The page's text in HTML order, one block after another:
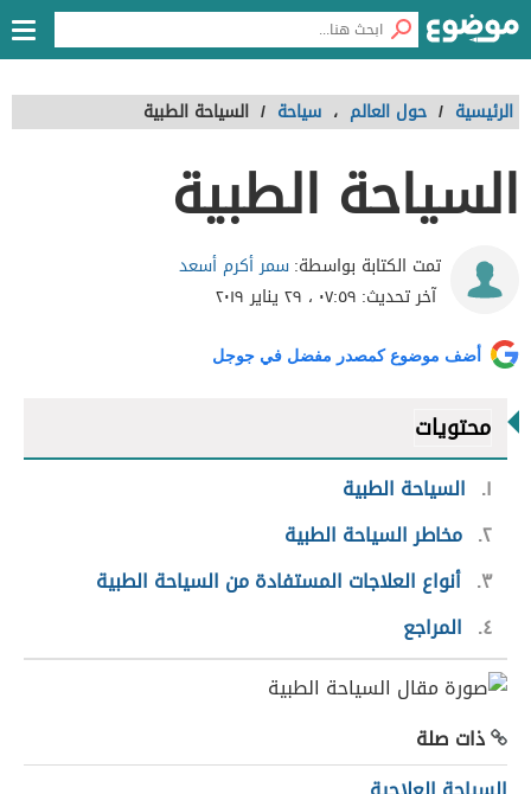
الرئيسية / حول العالم ، سياحة / السياحة الطبية
السياحة الطبية
تمت الكتابة بواسطة:سمر أكرم أسعد
آخر تحديث: ٠٧:٥٩ ، ٢٩ يناير ٢٠١٩
أضف موضوع كمصدر مفضل في جوجل
محتويات
١
السياحة الطبية
٢ مخاطر السياحة الطبية
٣ أنواع العلاجات المستفادة من السياحة الطبية
٤
المراجع
ذات صلة